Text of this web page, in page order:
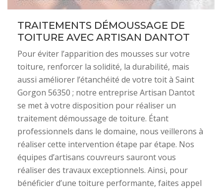
TRAITEMENTS DÉMOUSSAGE DE
TOITURE AVEC ARTISAN DANTOT
Pour éviter l’apparition des mousses sur votre
toiture, renforcer la solidité, la durabilité, mais
aussi améliorer l’étanchéité de votre toit à Saint
Gorgon 56350 ; notre entreprise Artisan Dantot
se met à votre disposition pour réaliser un
traitement démoussage de toiture. Étant
professionnels dans le domaine, nous veillerons à
réaliser cette intervention étape par étape. Nos
équipes d’artisans couvreurs sauront vous
réaliser des travaux exceptionnels. Ainsi, pour
bénéficier d’une toiture performante, faites appel